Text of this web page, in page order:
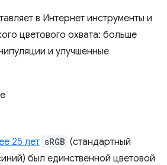
в Интернет инструменты и
цветового охвата: больше
и улучшенные
25 лет sRGB (стандартный
был единственной цветовой